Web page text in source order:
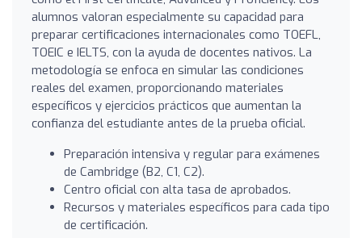
alumnos valoran especialmente su capacidad para
preparar certificaciones internacionales como TOEFL,
TOEIC e IELTS, con la ayuda de docentes nativos. La
metodología se enfoca en simular las condiciones
reales del examen, proporcionando materiales
específicos y ejercicios prácticos que aumentan la
confianza del estudiante antes de la prueba oficial.
Preparación intensiva y regular para exámenes
de Cambridge (B2, C1, C2).
Centro oficial con alta tasa de aprobados.
Recursos y materiales específicos para cada tipo
de certificación.